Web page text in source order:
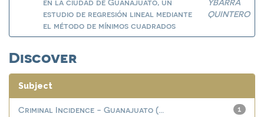
en la ciudad de Guanajuato, un
estudio de regresión lineal mediante
el método de mínimos cuadrados
YBARRA
QUINTERO
Discover
Subject
1
Criminal Incidence - Guanajuato (...